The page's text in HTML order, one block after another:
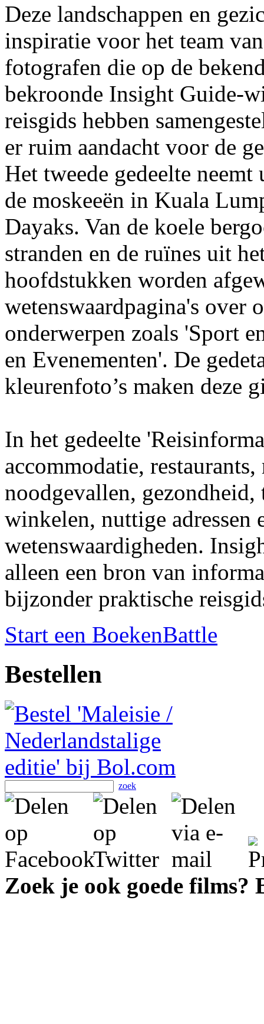
Deze landschappen en
inspiratie voor het team
fotografen die op de
bekroonde Insight Guide-
reisgids hebben
er ruim aandacht voor de
Het tweede gedeelte
de moskeeën in Kuala
Dayaks. Van de koele
stranden en de ruïnes uit
hoofdstukken worden
wetenswaardpagina's over
onderwerpen zoals 'Sport
en Evenementen'. De
kleurenfoto’s maken deze
In het gedeelte
accommodatie,
noodgevallen,
winkelen, nuttige adressen
wetenswaardigheden.
alleen een bron van
bijzonder praktische
Start een BoekenBattle
Bestellen
zoek
Zoek je ook goede films?